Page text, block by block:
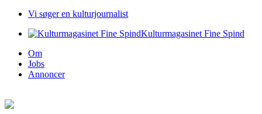
Vi søger en kulturjournalist
Kulturmagasinet Fine Spind
Om
Jobs
Annoncer